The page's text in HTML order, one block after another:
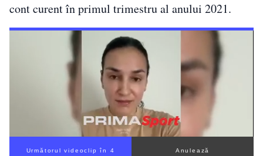
cont curent în primul trimestru al anului 2021.
Următorul videoclip în 3 Anulează